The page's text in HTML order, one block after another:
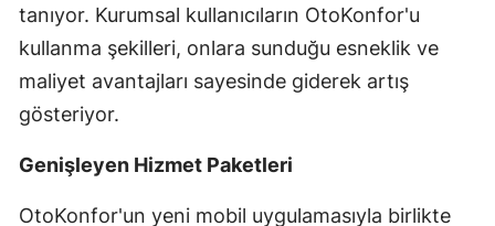
tanıyor. Kurumsal kullanıcıların OtoKonfor'u
kullanma şekilleri, onlara sunduğu esneklik ve
maliyet avantajları sayesinde giderek artış
gösteriyor.
Genişleyen Hizmet Paketleri
OtoKonfor'un yeni mobil uygulamasıyla birlikte